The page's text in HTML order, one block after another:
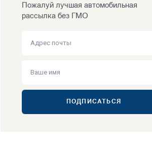
Пожалуй лучшая автомобильная
рассылка без ГМО
ПОДПИСАТЬСЯ